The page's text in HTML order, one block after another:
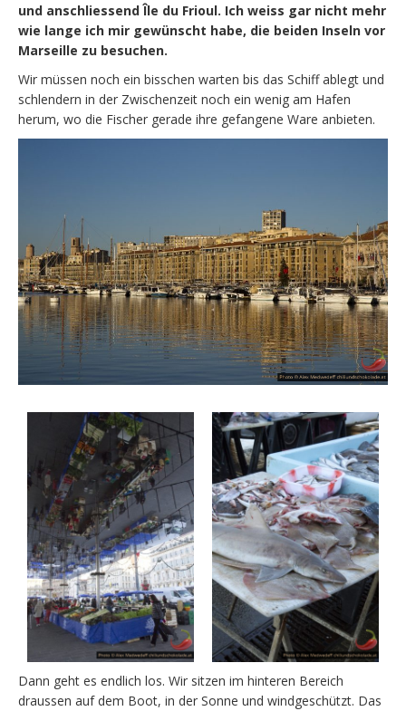
und anschliessend Île du Frioul. Ich weiss gar nicht mehr
wie lange ich mir gewünscht habe, die beiden Inseln vor
Marseille zu besuchen.
Wir müssen noch ein bisschen warten bis das Schiff ablegt und
schlendern in der Zwischenzeit noch ein wenig am Hafen
herum, wo die Fischer gerade ihre gefangene Ware anbieten.
Dann geht es endlich los. Wir sitzen im hinteren Bereich
draussen auf dem Boot, in der Sonne und windgeschützt. Das